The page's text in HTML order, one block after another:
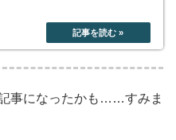
事になったかも……すみま